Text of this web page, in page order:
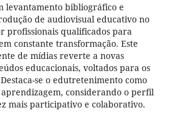
levantamento bibliográfico e
de audiovisual educativo no
profissionais qualificados para
constante transformação. Este
de mídias reverte a novas
educacionais, voltados para os
se o edutretenimento como
considerando o perfil
mais participativo e colaborativo.